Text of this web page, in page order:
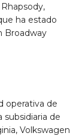
ha estado
Broadway
operativa de
subsidiaria de
Volkswagen